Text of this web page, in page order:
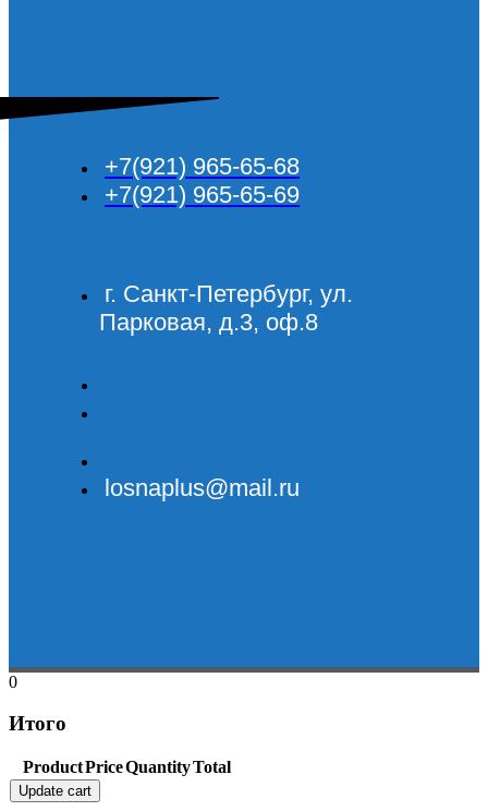
+7(921) 965-65-68
+7(921) 965-65-69
г. Санкт-Петербург, ул.
Парковая, д.3, оф.8
losnaplus@mail.ru
0
Итого
ProductPriceQuantityTotal
Update cart